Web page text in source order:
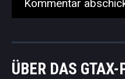
ÜBER DAS